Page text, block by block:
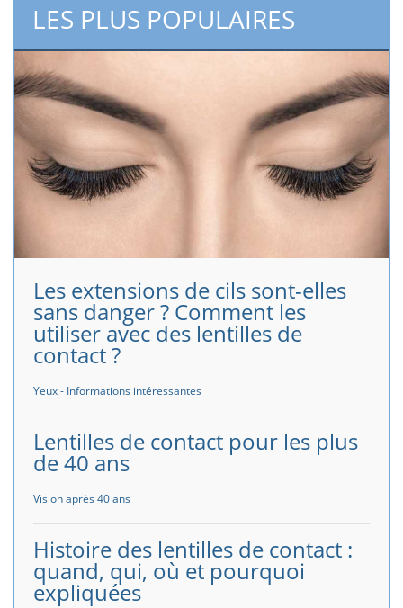
LES PLUS POPULAIRES
Les extensions de cils sont-elles
sans danger ? Comment les
utiliser avec des lentilles de
contact ?
Yeux - Informations intéressantes
Lentilles de contact pour les plus
de 40 ans
Vision après 40 ans
Histoire des lentilles de contact :
quand, qui, où et pourquoi
expliquées